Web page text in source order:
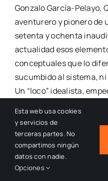
Gonzalo García-Pelayo,
aventurero y pionero de
setenta y ochenta
actualidad esos
conceptuales que lo
sucumbido al sistema,
Un “loco” idealista,
suyos, patriarca de una
una imperiosa fuerza
palabras suyas en la
películas (2023),
proyecto, de Carlos
Esta web usa cookies
y servicios de
terceras partes. No
compartimos ningún
datos con nadie.
Opciones